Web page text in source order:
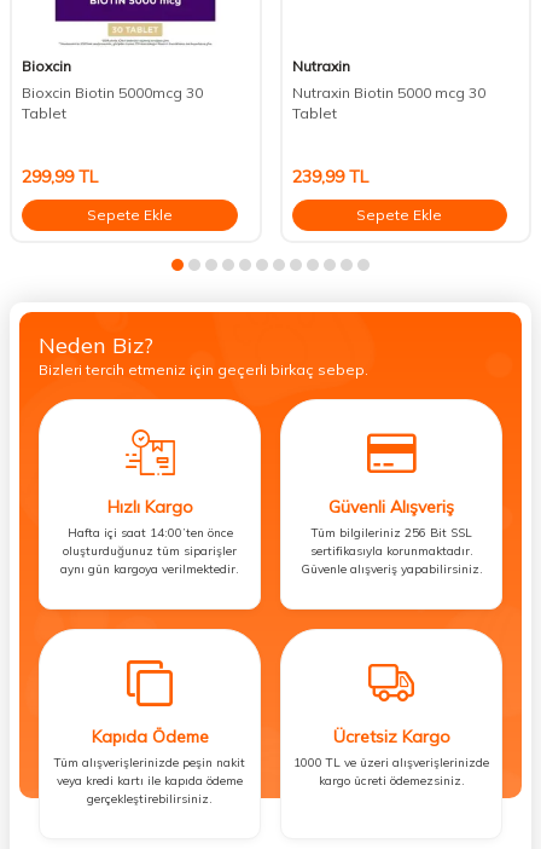
Bioxcin
Bioxcin Biotin 5000mcg 30
Tablet
299,99TL
Sepete Ekle
Nutraxin
Nutraxin Biotin 5000 mcg 30
Tablet
239,99TL
Sepete Ekle
Neden Biz?
Bizleri tercih etmeniz için geçerli birkaç sebep.
Hızlı Kargo
Hafta içi saat 14:00’ten önce
oluşturduğunuz tüm siparişler
aynı gün kargoya verilmektedir.
Güvenli Alışveriş
Tüm bilgileriniz 256 Bit SSL
sertifikasıyla korunmaktadır.
Güvenle alışveriş yapabilirsiniz.
Kapıda Ödeme
Tüm alışverişlerinizde peşin nakit
veya kredi kartı ile kapıda ödeme
gerçekleştirebilirsiniz.
Ücretsiz Kargo
1000 TL ve üzeri alışverişlerinizde
kargo ücreti ödemezsiniz.